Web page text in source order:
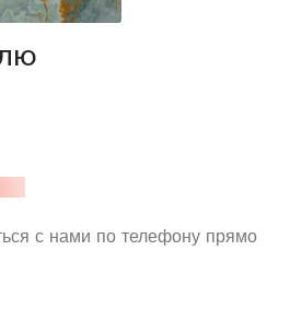
с нами по телефону прямо